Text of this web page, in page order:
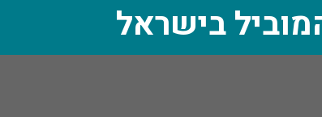
בישראל